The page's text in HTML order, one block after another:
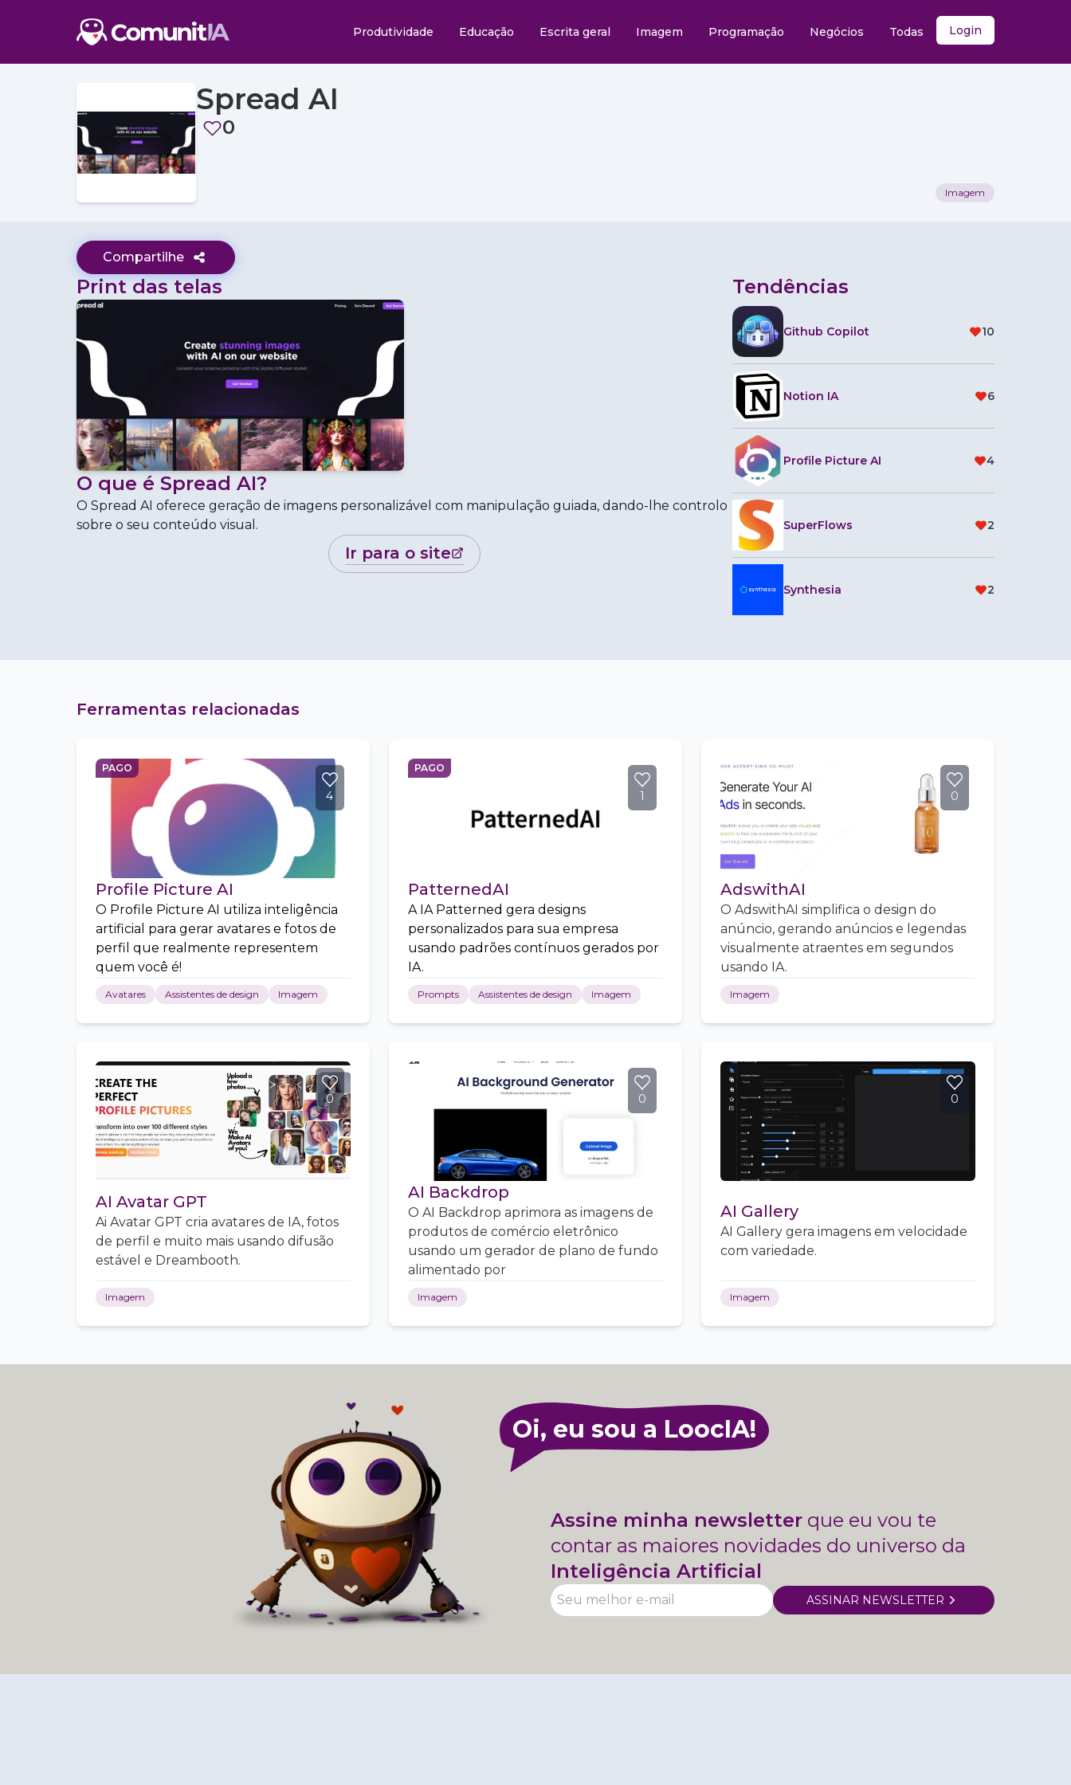
Produtividade Educação Escrita geral Imagem Programação Negócios Todas Login
Spread AI
0
Imagem
Compartilhe
Print das telas
O que é Spread AI?
O Spread AI oferece geração de imagens personalizável com manipulação guiada, dando-lhe controlo
sobre o seu conteúdo visual.
ir para o site
Tendências
Github Copilot 10
Notion IA 6
Profile Picture AI 4
SuperFlows 2
Synthesia 2
Ferramentas relacionadas
PAGO
4
Profile Picture AI
O Profile Picture AI utiliza inteligência
artificial para gerar avatares e fotos de
perfil que realmente representem
quem você é!
Avatares Assistentes de design Imagem
PAGO
1
PatternedAI
A IA Patterned gera designs
personalizados para sua empresa
usando padrões contínuos gerados por
IA.
Prompts Assistentes de design Imagem
0
AdswithAI
O AdswithAI simplifica o design do
anúncio, gerando anúncios e legendas
visualmente atraentes em segundos
usando IA.
Imagem
0
AI Avatar GPT
Ai Avatar GPT cria avatares de IA, fotos
de perfil e muito mais usando difusão
estável e Dreambooth.
Imagem
0
AI Backdrop
O AI Backdrop aprimora as imagens de
produtos de comércio eletrônico
usando um gerador de plano de fundo
alimentado por
Imagem
0
AI Gallery
AI Gallery gera imagens em velocidade
com variedade.
Imagem
Oi, eu sou a LoocIA!
Assine minha newsletter que eu vou te
contar as maiores novidades do universo da
Inteligência Artificial
ASSINAR NEWSLETTER